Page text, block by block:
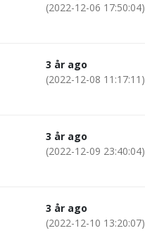
(2022-12-06 17:50:04)
3 år ago
(2022-12-08 11:17:11)
3 år ago
(2022-12-09 23:40:04)
3 år ago
(2022-12-10 13:20:07)